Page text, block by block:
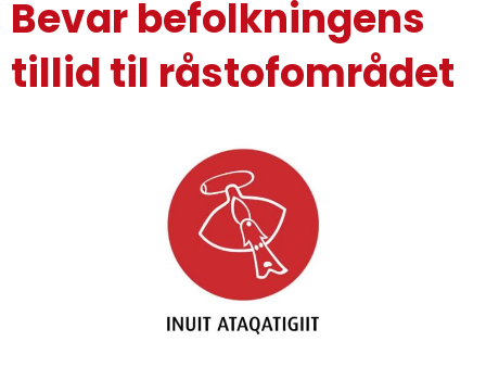
Bevar befolkningens
tillid til råstofområdet